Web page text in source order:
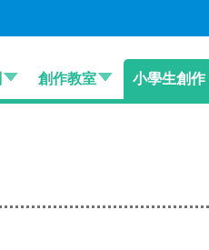
創作教室 小學生創作